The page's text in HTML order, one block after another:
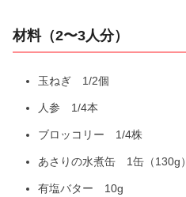
材料（2〜3人分）
玉ねぎ 1/2個
人参 1/4本
ブロッコリー 1/4株
あさりの水煮缶 1缶（130g）
有塩バター 10g